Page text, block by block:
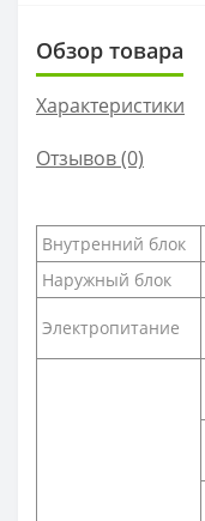
Обзор товара
Характеристики
Отзывов (0)
Внутренний блок
Наружный блок
Электропитание